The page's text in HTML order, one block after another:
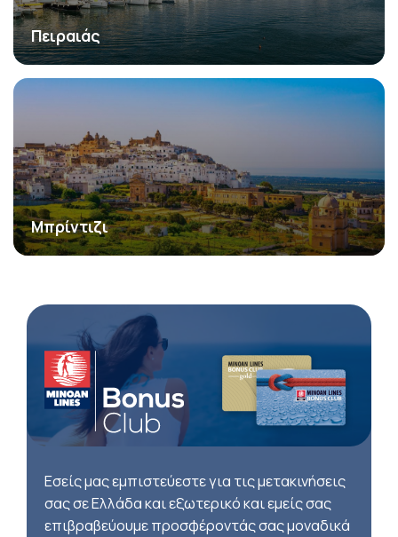
Πειραιάς
Μπρίντιζι
Εσείς μας εμπιστεύεστε για τις μετακινήσεις
σας σε Ελλάδα και εξωτερικό και εμείς σας
επιβραβεύουμε προσφέροντάς σας μοναδικά